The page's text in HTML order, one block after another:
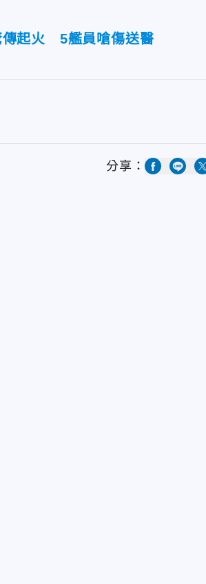
傳起火 5艦員嗆傷送醫
分享：